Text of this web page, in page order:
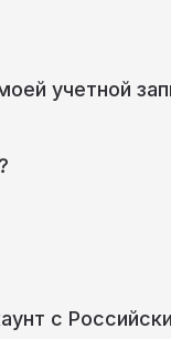
учетной
с